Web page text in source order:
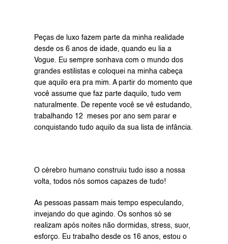
Peças de luxo fazem parte da minha realidade
desde os 6 anos de idade, quando eu lia a
Vogue. Eu sempre sonhava com o mundo dos
grandes estilistas e coloquei na minha cabeça
que aquilo era pra mim. A partir do momento que
você assume que faz parte daquilo, tudo vem
naturalmente. De repente você se vê estudando,
trabalhando 12  meses por ano sem parar e
conquistando tudo aquilo da sua lista de infância.
O cérebro humano construiu tudo isso a nossa
volta, todos nós somos capazes de tudo!
As pessoas passam mais tempo especulando,
invejando do que agindo. Os sonhos só se
realizam após noites não dormidas, stress, suor,
esforço. Eu trabalho desde os 16 anos, estou o